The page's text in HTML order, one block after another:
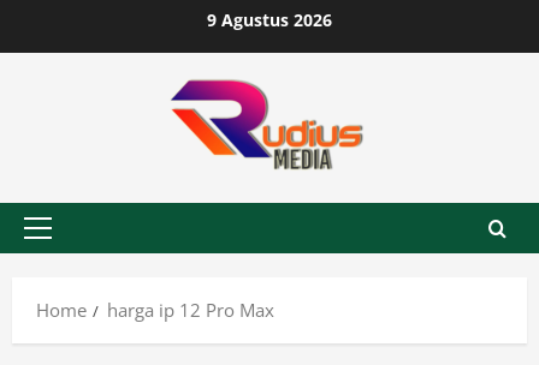
to
9 Agustus 2026
Primary
Home
harga ip 12 Pro Max